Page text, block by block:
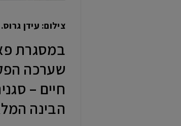
צילום: עידן גרוס.
שערכה
חיים –
הבינה